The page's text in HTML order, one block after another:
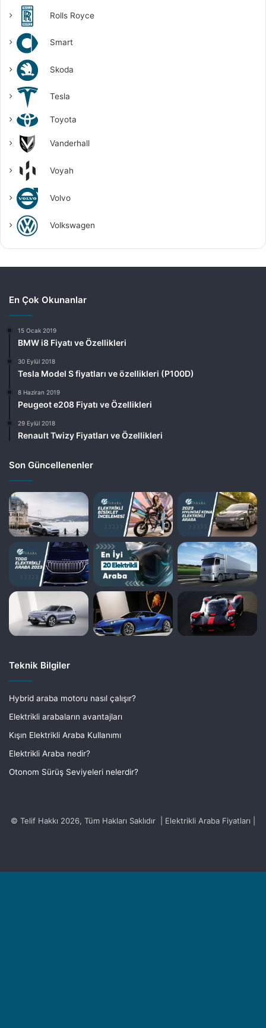
Rolls Royce
Smart
Skoda
Tesla
Toyota
Vanderhall
Voyah
Volvo
Volkswagen
En Çok Okunanlar
15 Ocak 2019
BMW i8 Fiyatı ve Özellikleri
30 Eylül 2018
Tesla Model S fiyatları ve özellikleri (P100D)
8 Haziran 2019
Peugeot e208 Fiyatı ve Özellikleri
29 Eylül 2018
Renault Twizy Fiyatları ve Özellikleri
Son Güncellenenler
Teknik Bilgiler
Hybrid araba motoru nasıl çalışır?
Elektrikli arabaların avantajları
Kışın Elektrikli Araba Kullanımı
Elektrikli Araba nedir?
Otonom Sürüş Seviyeleri nelerdir?
© Telif Hakkı 2026, Tüm Hakları Saklıdır | Elektrikli Araba Fiyatları |